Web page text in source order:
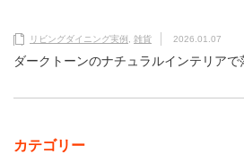
リビングダイニング実例 雑貨 2026.01.07
ダークトーンのナチュラルインテリア
カテゴリー